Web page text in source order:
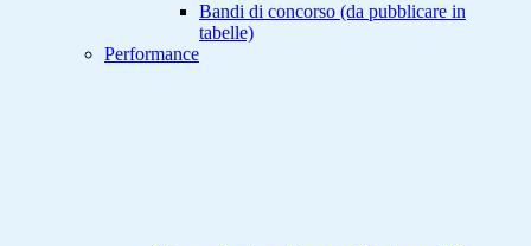
Bandi di concorso (da pubblicare in
tabelle)
Performance